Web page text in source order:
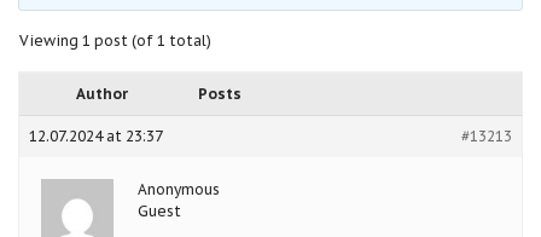
Viewing 1 post (of 1 total)
Author Posts
12.07.2024 at 23:37 #13213
Anonymous
Guest